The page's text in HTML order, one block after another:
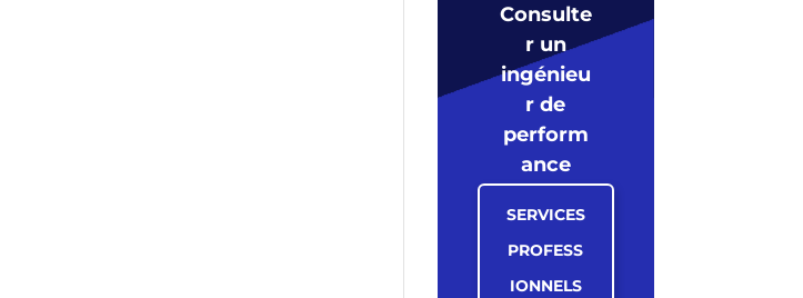
Consulte
r un
ingénieu
r de
perform
ance
SERVICES
PROFESS
IONNELS